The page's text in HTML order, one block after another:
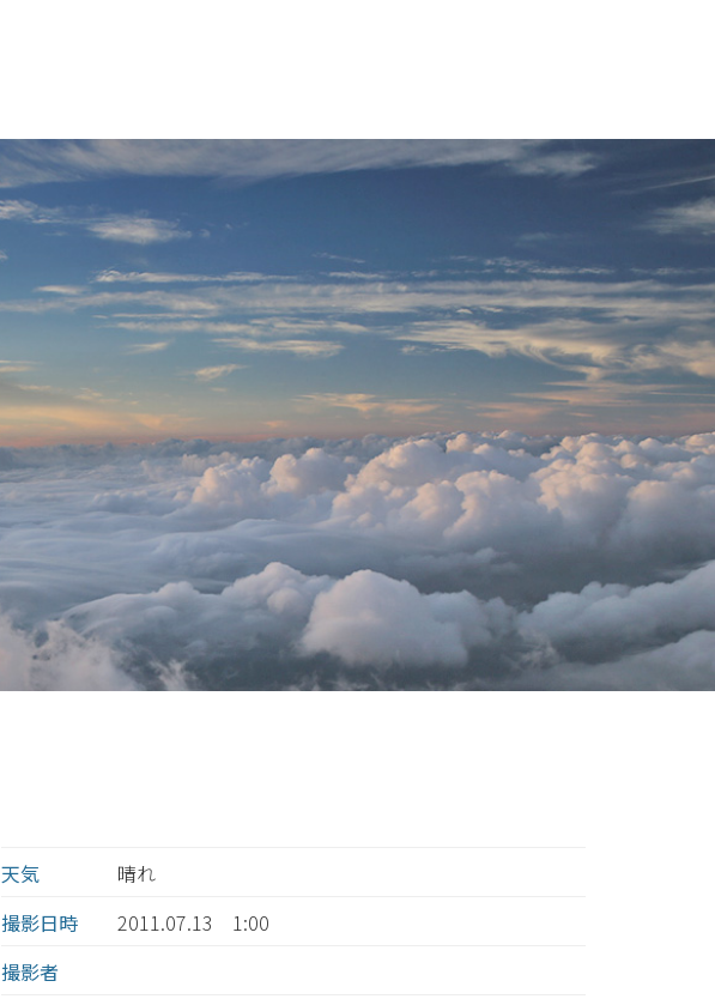
天気
晴れ
撮影日時
2011.07.13 1:00
撮影者